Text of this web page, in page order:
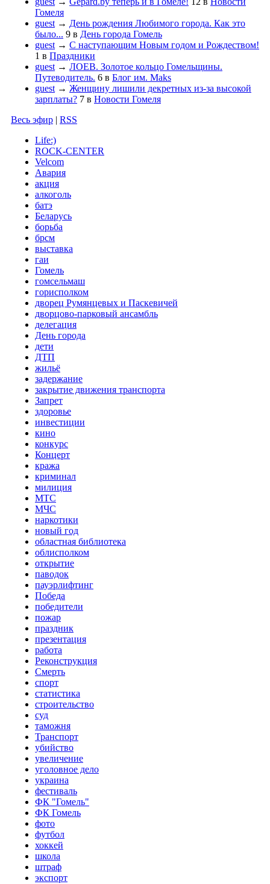
Гомеля
guest → День рождения Любимого города. Как это
было... 9 в День города Гомель
guest → С наступающим Новым годом и Рождеством!
1 в Праздники
guest → ЛОЕВ. Золотое кольцо Гомельщины.
Путеводитель. 6 в Блог им. Maks
guest → Женщину лишили декретных из-за высокой
зарплаты? 7 в Новости Гомеля
Весь эфир | RSS
Life:)
ROCK-CENTER
Velcom
Авария
акция
алкоголь
батэ
Беларусь
борьба
брсм
выставка
гаи
Гомель
гомсельмаш
горисполком
дворец Румянцевых и Паскевичей
дворцово-парковый ансамбль
делегация
День города
дети
ДТП
жильё
задержание
закрытие движения транспорта
Запрет
здоровье
инвестиции
кино
конкурс
Концерт
кража
криминал
милиция
МТС
МЧС
наркотики
новый год
областная библиотека
облисполком
открытие
паводок
пауэрлифтинг
Победа
победители
пожар
праздник
презентация
работа
Реконструкция
Смерть
спорт
статистика
строительство
суд
таможня
Транспорт
убийство
увеличение
уголовное дело
украина
фестиваль
ФК "Гомель"
ФК Гомель
фото
футбол
хоккей
школа
штраф
экспорт